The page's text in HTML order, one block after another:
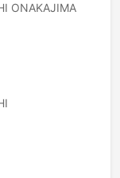
ONAKAJIMA